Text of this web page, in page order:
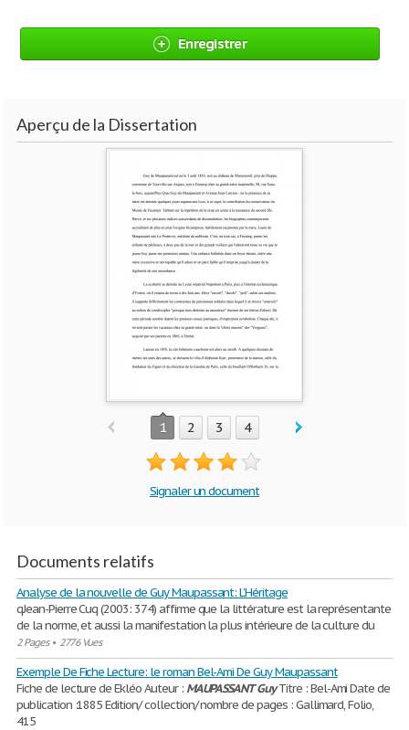
Enregistrer
Aperçu de la Dissertation
1 2 3 4
Signaler un document
Documents relatifs
Analyse de la nouvelle de Guy Maupassant: L’Héritage
qJean-Pierre Cuq (2003: 374) affirme que la littérature est la représentante
de la norme, et aussi la manifestation la plus intérieure de la culture du
2 Pages• 2776 Vues
Exemple De Fiche Lecture: le roman Bel-Ami De Guy Maupassant
Fiche de lecture de Ekléo Auteur : MAUPASSANT GuyTitre : Bel-Ami Date de
publication :1885 Edition/ collection/ nombre de pages : Gallimard, Folio,
415